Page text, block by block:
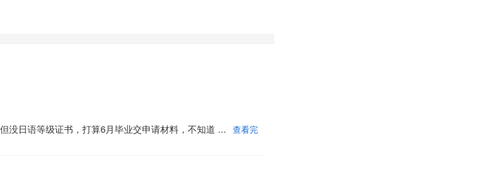
没日语等级证书，打算6月毕业交申请材料，不知道 ... 查看完